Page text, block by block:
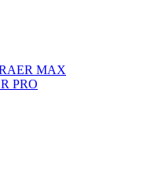
MAX
PRO